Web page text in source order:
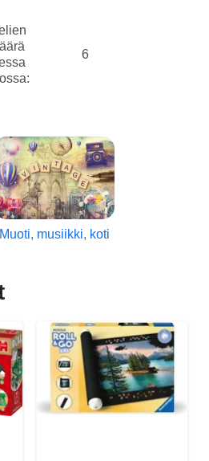
6
Muoti, musiikki, koti